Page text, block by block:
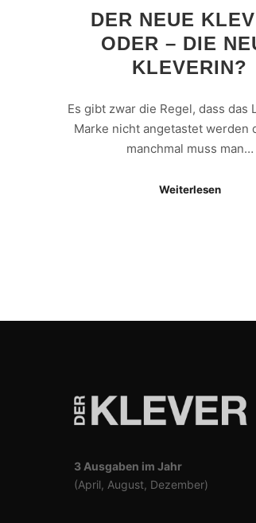
DER NEUE
ODER – DIE
KLEVERIN?
Es gibt zwar die Regel, dass das
Marke nicht angetastet werden
manchmal muss man…
Weiterlesen
3 Ausgaben im Jahr
(April, August, Dezember)